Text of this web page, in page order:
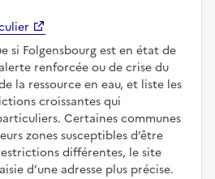
si Folgensbourg est en état de
renforcée ou de crise du
la ressource en eau, et liste les
croissantes qui
Certaines communes
zones susceptibles d’être
différentes, le site
d’une adresse plus précise.